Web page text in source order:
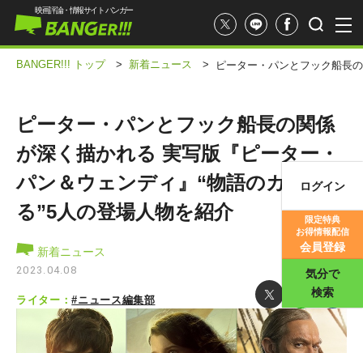
映画記事
映画評論・情報サイト バンガー
ログイン
限定特典
お得情報配信
会員登録
気分で
検索
BANGER!!! トップ > 新着ニュース > ピーター・パンとフック船長
ピーター・パンとフック船長の関係
が深く描かれる 実写版『ピーター・
パン＆ウェンディ』“物語のカギを握
る”5人の登場人物を紹介
新着ニュース
2023.04.08
ライター：#ニュース編集部